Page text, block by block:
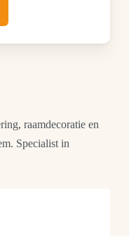
raamdecoratie en
Specialist in